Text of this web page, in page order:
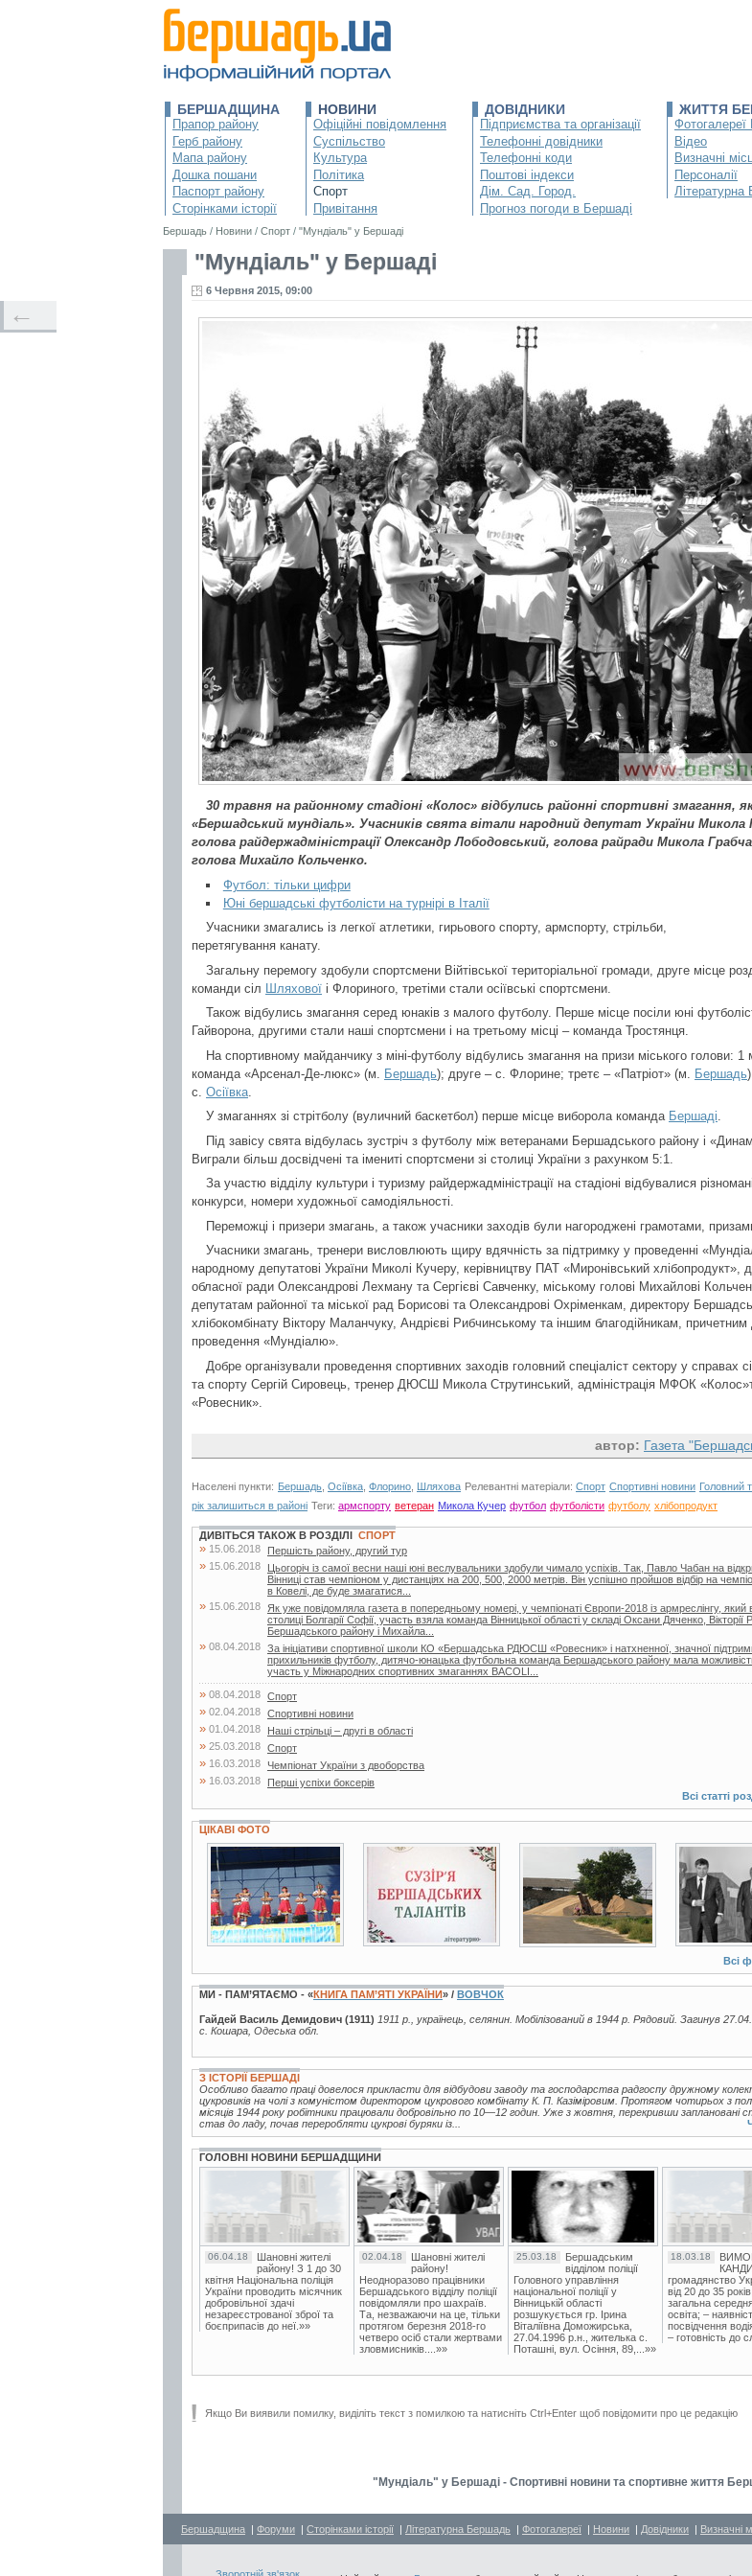
БЕРШАДЩИНА
Прапор району
Герб району
Мапа району
Дошка пошани
Паспорт району
Сторінками історії
НОВИНИ
Офіційні повідомлення
Суспільство
Культура
Політика
Спорт
Привітання
ДОВІДНИКИ
Підприємства та організації
Телефонні довідники
Телефонні коди
Поштові індекси
Дім. Сад. Город.
Прогноз погоди в Бершаді
ЖИТТЯ
Фотогалереї
Відео
Визначні
Персоналії
Бершадь / Новини / Спорт / "Мундіаль" у Бершаді
"Мундіаль" у Бершаді
6 Червня 2015, 09:00
30 травня на районному стадіоні «Колос» відбулись районні спортивні змагання,
«Бершадський мундіаль». Учасників свята вітали народний депутат України Микола
голова райдержадміністрації Олександр Лободовський, голова райради Микола
голова Михайло Кольченко.
Футбол: тільки цифри
Юні бершадські футболісти на турнірі в Італії
Учасники змагались із легкої атлетики, гирьового спорту, армспорту, стрільби,
перетягування канату.
Загальну перемогу здобули спортсмени Війтівської територіальної громади, друге місце
команди сіл Шляхової і Флориного, третіми стали осіївські спортсмени.
Також відбулись змагання серед юнаків з малого футболу. Перше місце посіли юні
Гайворона, другими стали наші спортсмени і на третьому місці – команда Тростянця.
На спортивному майданчику з міні-футболу відбулись змагання на призи міського голови: 1
команда «Арсенал-Де-люкс» (м. Бершадь); друге – с. Флорине; третє – «Патріот» (м. Бершадь
с. Осіївка
У змаганнях зі стрітболу (вуличний баскетбол) перше місце виборола команда Бершаді.
Під завісу свята відбулась зустріч з футболу між ветеранами Бершадського району і
Виграли більш досвідчені та імениті спортсмени зі столиці України з рахунком 5:1.
За участю відділу культури і туризму райдержадміністрації на стадіоні відбувалися
конкурси, номери художньої самодіяльності.
Переможці і призери змагань, а також учасники заходів були нагороджені грамотами,
Учасники змагань, тренери висловлюють щиру вдячність за підтримку у проведенні
народному депутатові України Миколі Кучеру, керівництву ПАТ «Миронівський хлібопродукт»,
обласної ради Олександрові Лехману та Сергієві Савченку, міському голові Михайлові
депутатам районної та міської рад Борисові та Олександрові Охріменкам, директору
хлібокомбінату Віктору Маланчуку, Андрієві Рибчинському та іншим благодійникам, причетним
проведення «Мундіалю».
Добре організували проведення спортивних заходів головний спеціаліст сектору у справах
та спорту Сергій Сировець, тренер ДЮСШ Микола Струтинський, адміністрація МФОК
«Ровесник».
автор: Газета
Населені пункти: Бершадь Осіївка Флорино Шляхова Релевантні матеріали: Спорт Спортивні новини Головний
рік залишиться в районі Теги: армспорту ветеран Микола Кучер футбол футболісти футболу хлібопродукт
←
ДИВІТЬСЯ ТАКОЖ В РОЗДІЛІ СПОРТ
» 15.06.2018 Першість району, другий тур
» 15.06.2018
Цьогоріч із самої весни наші юні веслувальники здобули чимало успіхів. Так, Павло Чабан на
Вінниці став чемпіоном у дистанціях на 200, 500, 2000 метрів. Він успішно пройшов відбір на
в Ковелі, де буде змагатися...
» 15.06.2018
Як уже повідомляла газета в попередньому номері, у чемпіонаті Європи-2018 із армреслінгу, який
столиці Болгарії Софії, участь взяла команда Вінницької області у складі Оксани Дяченко, Вікторії
Бершадського району і Михайла...
» 08.04.2018 За ініціативи спортивної школи КО «Бершадська РДЮСШ «Ровесник» і натхненної, значної
прихильників футболу, дитячо-юнацька футбольна команда Бершадського району мала
участь у Міжнародних спортивних змаганнях BACOLI...
» 08.04.2018 Спорт
» 02.04.2018 Спортивні новини
» 01.04.2018 Наші стрільці – другі в області
» 25.03.2018 Спорт
» 16.03.2018 Чемпіонат України з двоборства
» 16.03.2018
Перші успіхи боксерів
Всі статті
ЦІКАВІ ФОТО
2 фото
Всі
МИ - ПАМ’ЯТАЄМО - «КНИГА ПАМ’ЯТІ УКРАЇНИ» / ВОВЧОК
Гайдей Василь Демидович (1911) 1911 р., українець, селянин. Мобілізований в 1944 р. Рядовий. Загинув
с. Кошара, Одеська обл.
З ІСТОРІЇ БЕРШАДІ
Особливо багато праці довелося прикласти для відбудови заводу та господарства радгоспу дружному
цукровиків на чолі з комуністом директором цукрового комбінату К. П. Казіміровим. Протягом чотирьох з
місяців 1944 року робітники працювали добровільно по 10—12 годин. Уже з жовтня, перекривши заплановані
став до ладу, почав переробляти цукрові буряки із...
ГОЛОВНІ НОВИНИ БЕРШАДЩИНИ
06.04.18
Шановні жителі
району! З 1 до 30
квітня Національна поліція
України проводить місячник
добровільної здачі
незареєстрованої зброї та
боєприпасів до неї.»»
02.04.18
Шановні жителі
району!
Неодноразово працівники
Бершадського відділу поліції
повідомляли про шахраїв.
Та, незважаючи на це, тільки
протягом березня 2018-го
четверо осіб стали жертвами
зловмисників....»»
25.03.18
Бершадським
відділом поліції
Головного управління
національної поліції у
Вінницькій області
розшукується гр. Ірина
Віталіївна Доможирська,
27.04.1996 р.н., жителька с.
Поташні, вул. Осіння, 89,...»»
18.03.18
громадянство
від 20 до 35
загальна
освіта; –
посвідчення
– готовність до
Якщо Ви виявили помилку, виділіть текст з помилкою та натисніть Ctrl+Enter щоб повідомити про це редакцію
"Мундіаль" у Бершаді - Спортивні новини та спортивне життя
Бершадщина | Форуми | Сторінками історії | Літературна Бершадь | Фотогалереї | Новини | Довідники | Визначні